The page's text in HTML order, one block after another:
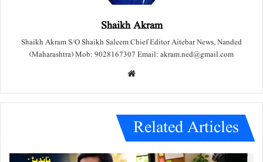
Shaikh Akram
Shaikh Akram S/O Shaikh Saleem Chief Editor Aitebar News, Nanded
(Maharashtra) Mob: 9028167307 Email: akram.ned@gmail.com
e
Related Articles